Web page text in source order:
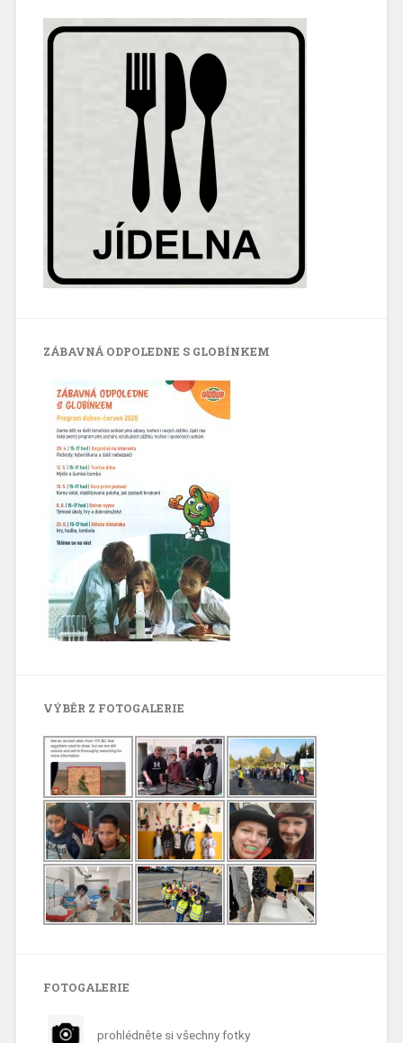
ZÁBAVNÁ ODPOLEDNE S GLOBÍNKEM
VÝBĚR Z FOTOGALERIE
FOTOGALERIE
prohlédněte si všechny fotky